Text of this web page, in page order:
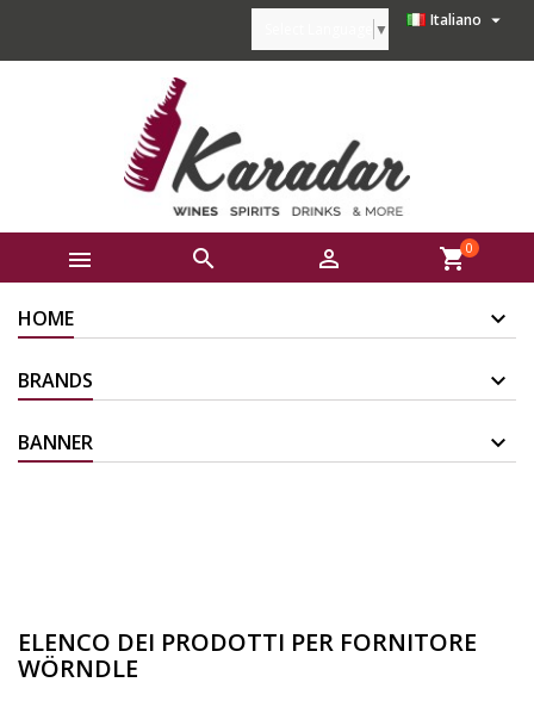
Italiano 
▼
   shopping_cart0
HOME
BRANDS
BANNER
ELENCO DEI PRODOTTI PER FORNITORE
WÖRNDLE